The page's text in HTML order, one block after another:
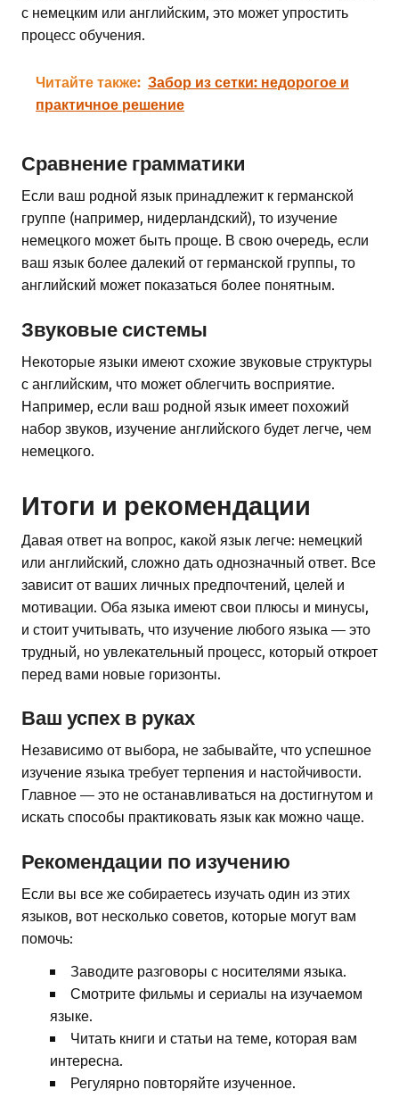
с немецким или английским, это может упростить
процесс обучения.
Читайте также: Забор из сетки: недорогое и
практичное решение
Сравнение грамматики
Если ваш родной язык принадлежит к германской
группе (например, нидерландский), то изучение
немецкого может быть проще. В свою очередь, если
ваш язык более далекий от германской группы, то
английский может показаться более понятным.
Звуковые системы
Некоторые языки имеют схожие звуковые структуры
с английским, что может облегчить восприятие.
Например, если ваш родной язык имеет похожий
набор звуков, изучение английского будет легче, чем
немецкого.
Итоги и рекомендации
Давая ответ на вопрос, какой язык легче: немецкий
или английский, сложно дать однозначный ответ. Все
зависит от ваших личных предпочтений, целей и
мотивации. Оба языка имеют свои плюсы и минусы,
и стоит учитывать, что изучение любого языка — это
трудный, но увлекательный процесс, который откроет
перед вами новые горизонты.
Ваш успех в руках
Независимо от выбора, не забывайте, что успешное
изучение языка требует терпения и настойчивости.
Главное — это не останавливаться на достигнутом и
искать способы практиковать язык как можно чаще.
Рекомендации по изучению
Если вы все же собираетесь изучать один из этих
языков, вот несколько советов, которые могут вам
помочь:
Заводите разговоры с носителями языка.
Смотрите фильмы и сериалы на изучаемом
языке.
Читать книги и статьи на теме, которая вам
интересна.
Регулярно повторяйте изученное.